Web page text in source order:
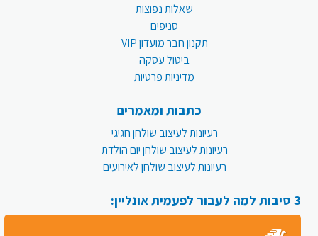
שאלות נפוצות
סניפים
תקנון חבר מועדון VIP
ביטול עסקה
מדיניות פרטיות
כתבות ומאמרים
רעיונות לעיצוב שולחן חגיגי
רעיונות לעיצוב שולחן יום הולדת
רעיונות לעיצוב שולחן לאירועים
3 סיבות למה לעבור לפעמית אונליין: